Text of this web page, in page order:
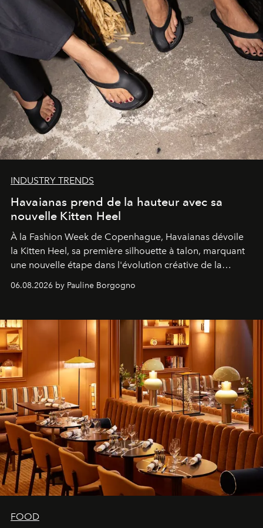
INDUSTRY TRENDS
Havaianas prend de la hauteur avec sa
nouvelle Kitten Heel
À la Fashion Week de Copenhague, Havaianas dévoile
la Kitten Heel, sa première silhouette à talon, marquant
une nouvelle étape dans l'évolution créative de la
06.08.2026 by Pauline Borgogno
FOOD